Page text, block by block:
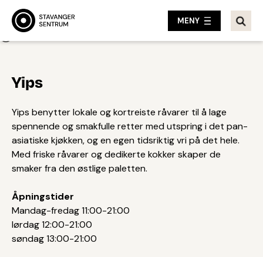
MENY
Yips
Yips benytter lokale og kortreiste råvarer til å lage
spennende og smakfulle retter med utspring i det pan-
asiatiske kjøkken, og en egen tidsriktig vri på det hele.
Med friske råvarer og dedikerte kokker skaper de
smaker fra den østlige paletten.
Åpningstider
Mandag-fredag 11:00-21:00
lørdag 12:00-21:00
søndag 13:00-21:00